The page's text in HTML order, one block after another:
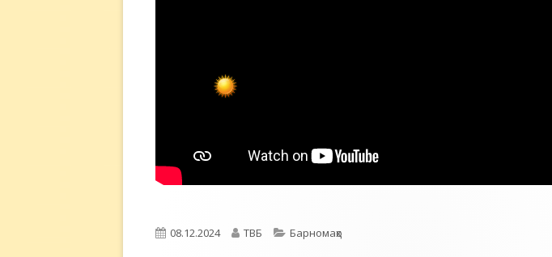
Опубликовано
08.12.2024 Автор
ТВБ Рубрики
Барномаҳо